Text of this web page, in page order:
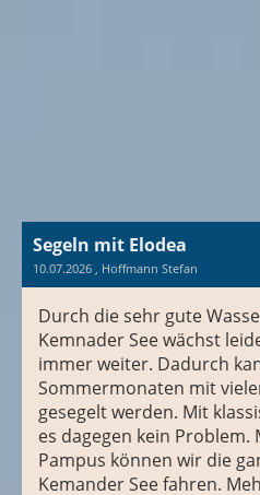
Segeln mit Elodea
10.07.2026 , Hoffmann Stefan
Durch die sehr gute
Kemnader See wächst
immer weiter. Dadurch
Sommermonaten mit
gesegelt werden. Mit
es dagegen kein
Pampus können wir die
Kemander See fahren.